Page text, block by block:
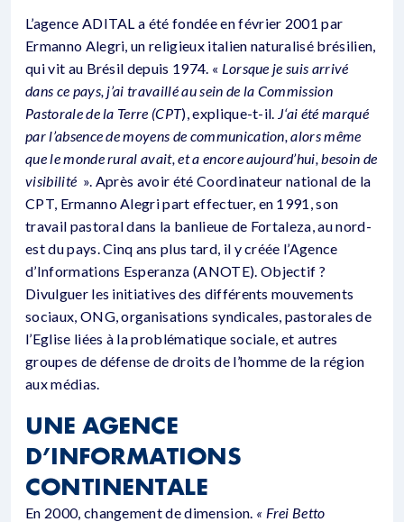
L’agence ADITAL a été fondée en février 2001 par
Ermanno Alegri, un religieux italien naturalisé brésilien,
qui vit au Brésil depuis 1974. « Lorsque je suis arrivé
dans ce pays, j’ai travaillé au sein de la Commission
Pastorale de la Terre (CPT), explique-t-il. J‘ai été marqué
par l’absence de moyens de communication, alors même
que le monde rural avait, et a encore aujourd’hui, besoin de
visibilité ». Après avoir été Coordinateur national de la
CPT, Ermanno Alegri part effectuer, en 1991, son
travail pastoral dans la banlieue de Fortaleza, au nord-
est du pays. Cinq ans plus tard, il y créée l’Agence
d’Informations Esperanza (ANOTE). Objectif ?
Divulguer les initiatives des différents mouvements
sociaux, ONG, organisations syndicales, pastorales de
l’Eglise liées à la problématique sociale, et autres
groupes de défense de droits de l’homme de la région
aux médias.
UNE AGENCE
D’INFORMATIONS
CONTINENTALE
En 2000, changement de dimension. « Frei Betto